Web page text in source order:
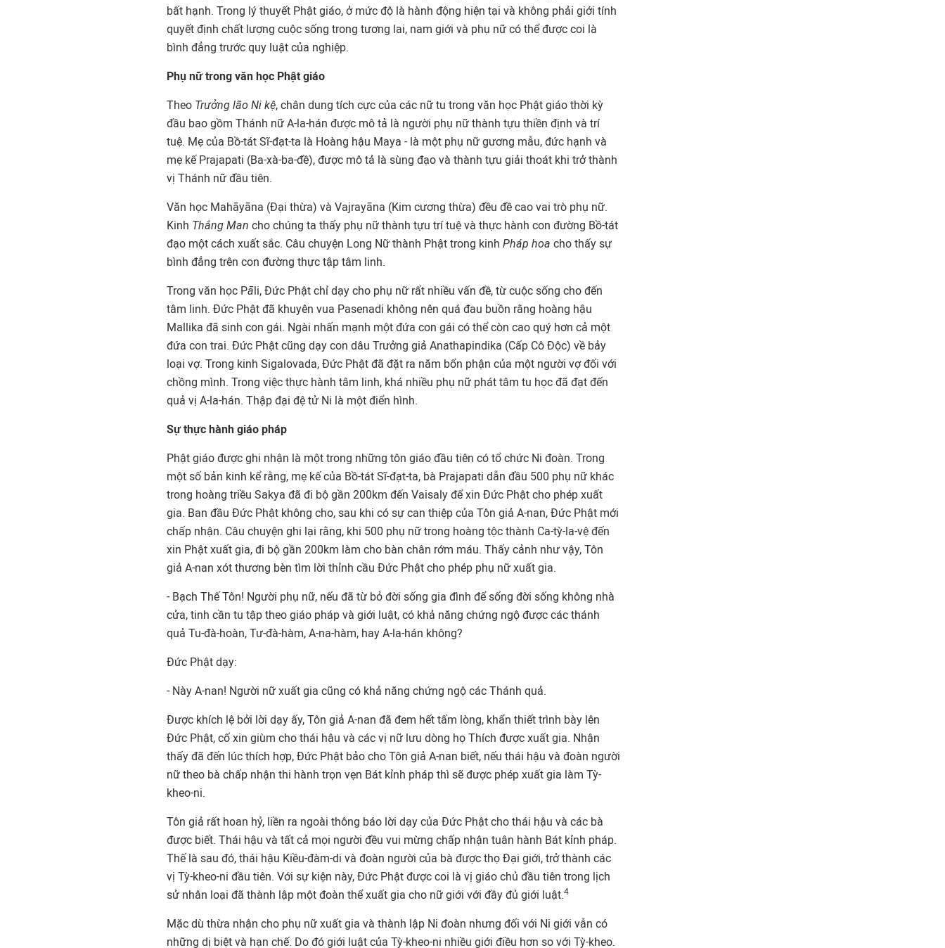
bất hạnh. Trong lý thuyết Phật giáo, ở mức độ là hành động hiện tại và không phải giới tính
quyết định chất lượng cuộc sống trong tương lai, nam giới và phụ nữ có thể được coi là
bình đẳng trước quy luật của nghiệp.
Phụ nữ trong văn học Phật giáo
Theo Trưởng lão Ni kệ, chân dung tích cực của các nữ tu trong văn học Phật giáo thời kỳ
đầu bao gồm Thánh nữ A-la-hán được mô tả là người phụ nữ thành tựu thiền định và trí
tuệ. Mẹ của Bồ-tát Sĩ-đạt-ta là Hoàng hậu Maya - là một phụ nữ gương mẫu, đức hạnh và
mẹ kế Prajapati (Ba-xà-ba-đề), được mô tả là sùng đạo và thành tựu giải thoát khi trở thành
vị Thánh nữ đầu tiên.
Văn học Mahāyāna (Đại thừa) và Vajrayāna (Kim cương thừa) đều đề cao vai trò phụ nữ.
Kinh Thắng Man cho chúng ta thấy phụ nữ thành tựu trí tuệ và thực hành con đường Bồ-tát
đạo một cách xuất sắc. Câu chuyện Long Nữ thành Phật trong kinh Pháp hoa cho thấy sự
bình đẳng trên con đường thực tập tâm linh.
Trong văn học Pāli, Đức Phật chỉ dạy cho phụ nữ rất nhiều vấn đề, từ cuộc sống cho đến
tâm linh. Đức Phật đã khuyên vua Pasenadi không nên quá đau buồn rằng hoàng hậu
Mallika đã sinh con gái. Ngài nhấn mạnh một đứa con gái có thể còn cao quý hơn cả một
đứa con trai. Đức Phật cũng dạy con dâu Trưởng giả Anathapindika (Cấp Cô Độc) về bảy
loại vợ. Trong kinh Sigalovada, Đức Phật đã đặt ra năm bổn phận của một người vợ đối với
chồng mình. Trong việc thực hành tâm linh, khá nhiều phụ nữ phát tâm tu học đã đạt đến
quả vị A-la-hán. Thập đại đệ tử Ni là một điển hình.
Sự thực hành giáo pháp
Phật giáo được ghi nhận là một trong những tôn giáo đầu tiên có tổ chức Ni đoàn. Trong
một số bản kinh kể rằng, mẹ kế của Bồ-tát Sĩ-đạt-ta, bà Prajapati dẫn đầu 500 phụ nữ khác
trong hoàng triều Sakya đã đi bộ gần 200km đến Vaisaly để xin Đức Phật cho phép xuất
gia. Ban đầu Đức Phật không cho, sau khi có sự can thiệp của Tôn giả A-nan, Đức Phật mới
chấp nhận. Câu chuyện ghi lại rằng, khi 500 phụ nữ trong hoàng tộc thành Ca-tỳ-la-vệ đến
xin Phật xuất gia, đi bộ gần 200km làm cho bàn chân rớm máu. Thấy cảnh như vậy, Tôn
giả A-nan xót thương bèn tìm lời thỉnh cầu Đức Phật cho phép phụ nữ xuất gia.
- Bạch Thế Tôn! Người phụ nữ, nếu đã từ bỏ đời sống gia đình để sống đời sống không nhà
cửa, tinh cần tu tập theo giáo pháp và giới luật, có khả năng chứng ngộ được các thánh
quả Tu-đà-hoàn, Tư-đà-hàm, A-na-hàm, hay A-la-hán không?
Đức Phật dạy:
- Này A-nan! Người nữ xuất gia cũng có khả năng chứng ngộ các Thánh quả.
Được khích lệ bởi lời dạy ấy, Tôn giả A-nan đã đem hết tấm lòng, khẩn thiết trình bày lên
Đức Phật, cố xin giùm cho thái hậu và các vị nữ lưu dòng họ Thích được xuất gia. Nhận
thấy đã đến lúc thích hợp, Đức Phật bảo cho Tôn giả A-nan biết, nếu thái hậu và đoàn người
nữ theo bà chấp nhận thi hành trọn vẹn Bát kỉnh pháp thì sẽ được phép xuất gia làm Tỳ-
kheo-ni.
Tôn giả rất hoan hỷ, liền ra ngoài thông báo lời dạy của Đức Phật cho thái hậu và các bà
được biết. Thái hậu và tất cả mọi người đều vui mừng chấp nhận tuân hành Bát kỉnh pháp.
Thế là sau đó, thái hậu Kiều-đàm-di và đoàn người của bà được thọ Đại giới, trở thành các
vị Tỳ-kheo-ni đầu tiên. Với sự kiện này, Đức Phật được coi là vị giáo chủ đầu tiên trong lịch
sử nhân loại đã thành lập một đoàn thể xuất gia cho nữ giới với đầy đủ giới luật.4
Mặc dù thừa nhận cho phụ nữ xuất gia và thành lập Ni đoàn nhưng đối với Ni giới vẫn có
những dị biệt và hạn chế. Do đó giới luật của Tỳ-kheo-ni nhiều giới điều hơn so với Tỳ-kheo.